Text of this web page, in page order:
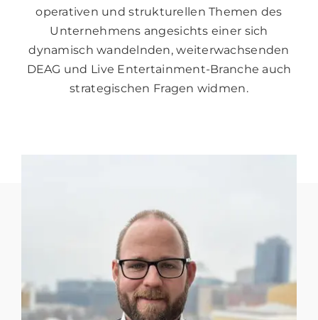
operativen und strukturellen Themen des
Unternehmens angesichts einer sich
dynamisch wandelnden, weiterwachsenden
DEAG und Live Entertainment-Branche auch
strategischen Fragen widmen.